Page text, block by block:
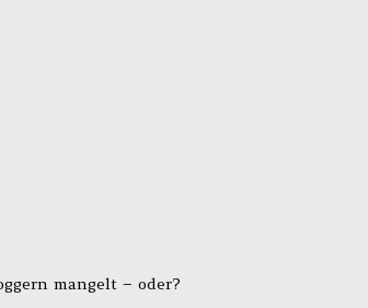
mangelt – oder?